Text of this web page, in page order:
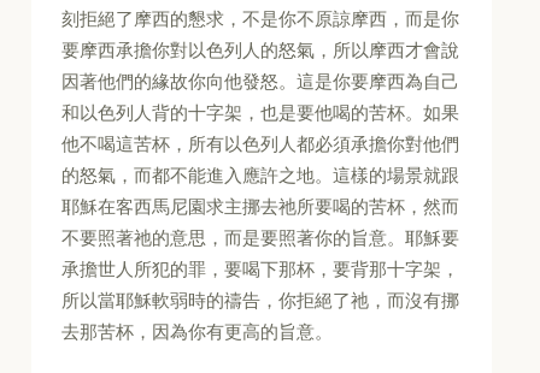
刻拒絕了摩西的懇求，不是你不原諒摩西，而是你
要摩西承擔你對以色列人的怒氣，所以摩西才會說
因著他們的緣故你向他發怒。這是你要摩西為自己
和以色列人背的十字架，也是要他喝的苦杯。如果
他不喝這苦杯，所有以色列人都必須承擔你對他們
的怒氣，而都不能進入應許之地。這樣的場景就跟
耶穌在客西馬尼園求主挪去祂所要喝的苦杯，然而
不要照著祂的意思，而是要照著你的旨意。耶穌要
承擔世人所犯的罪，要喝下那杯，要背那十字架，
所以當耶穌軟弱時的禱告，你拒絕了祂，而沒有挪
去那苦杯，因為你有更高的旨意。